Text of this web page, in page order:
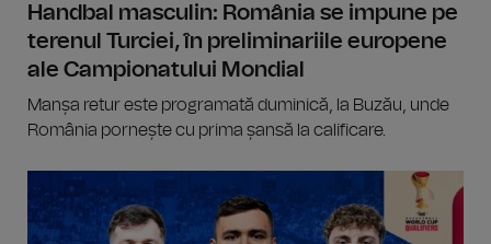
Handbal masculin: România se impune pe
terenul Turciei, în preliminariile europene
ale Campionatului Mondial
Manșa retur este programată duminică, la Buzău, unde
România pornește cu prima șansă la calificare.